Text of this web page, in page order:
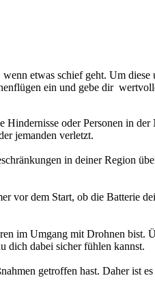
etwas schief geht. Um
ein und gebe dir
oder Personen in
jemanden verletzt.
in deiner Region
vor dem Start, ob die Batterie
im Umgang mit Drohnen bist.
dich dabei sicher fühlen kannst.
getroffen hast. Daher ist